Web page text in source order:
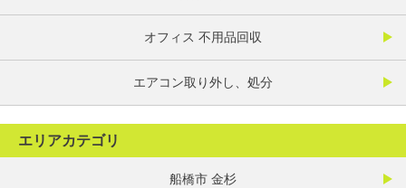
オフィス 不用品回収
エアコン取り外し、処分
エリアカテゴリ
船橋市 金杉